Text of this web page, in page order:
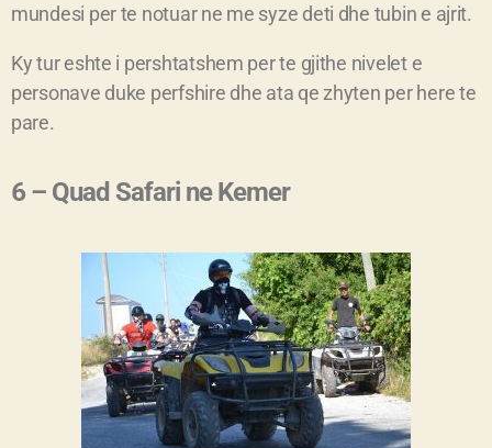
mundesi per te notuar ne me syze deti dhe tubin e ajrit.
Ky tur eshte i pershtatshem per te gjithe nivelet e
personave duke perfshire dhe ata qe zhyten per here te
pare.
6 – Quad Safari ne Kemer